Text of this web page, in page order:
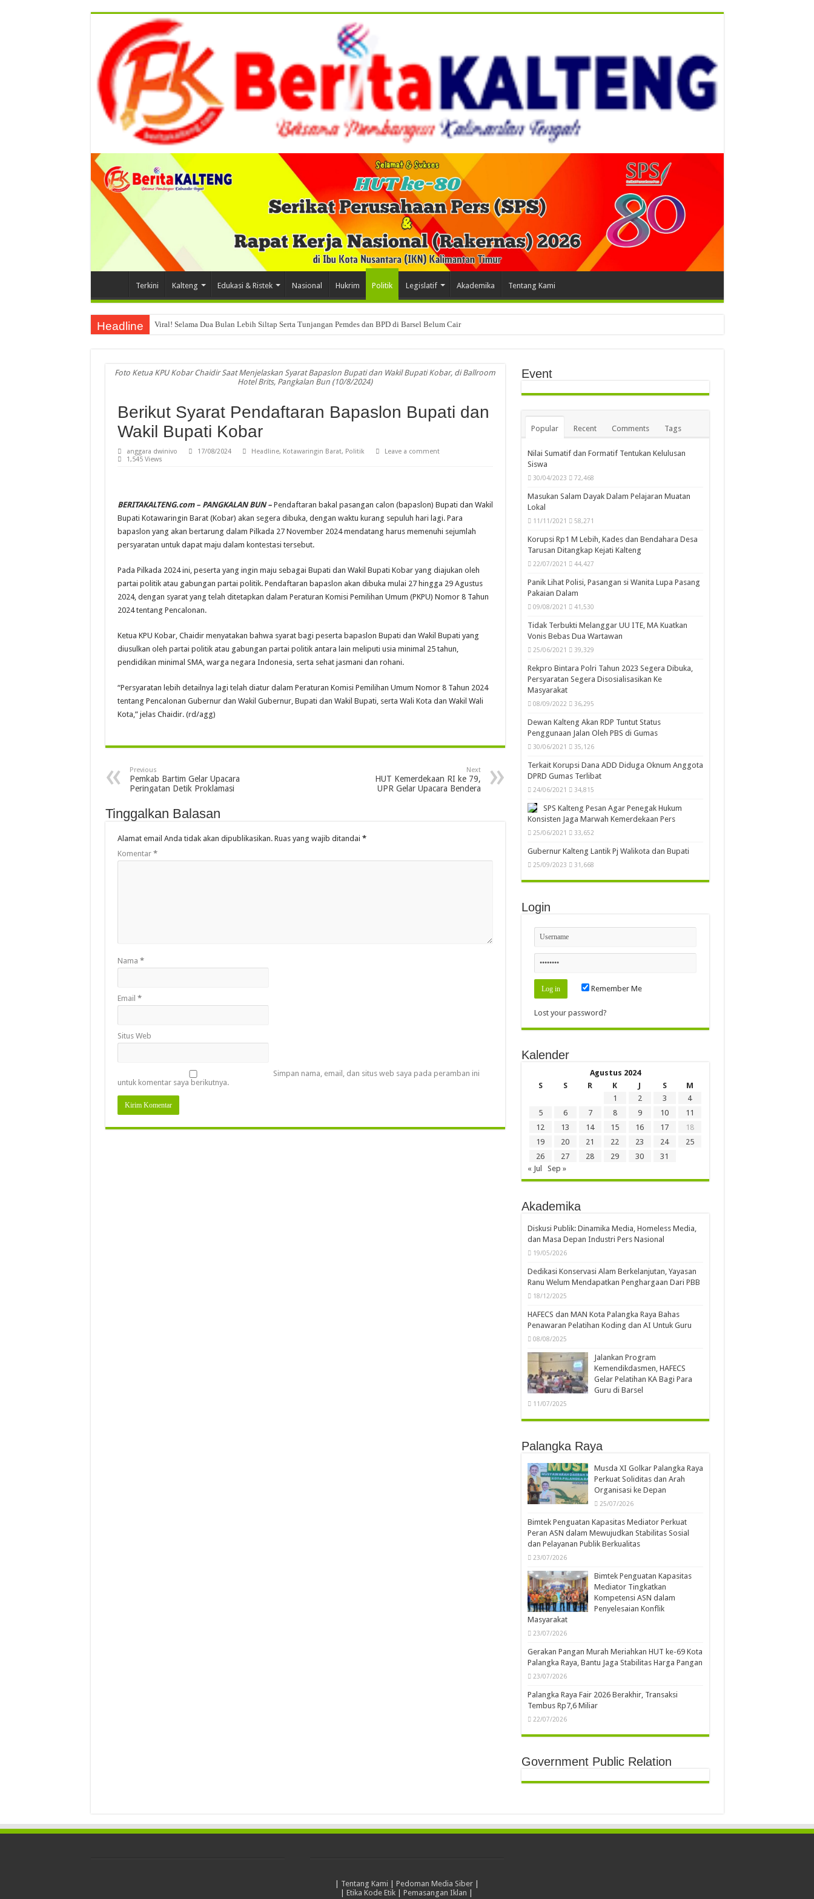
Terkini Kalteng Edukasi & Ristek Nasional Hukrim Politik Legislatif Akademika Tentang Kami
Headline Viral! Selama Dua Bulan Lebih Siltap Serta Tunjangan Pemdes dan BPD di Barsel Belum Cair
Foto Ketua KPU Kobar Chaidir Saat Menjelaskan Syarat Bapaslon Bupati dan Wakil Bupati Kobar, di Ballroom
Hotel Brits, Pangkalan Bun (10/8/2024)
Berikut Syarat Pendaftaran Bapaslon Bupati dan
Wakil Bupati Kobar
anggara dwinivo 17/08/2024 Headline, Kotawaringin Barat, Politik
Leave a comment
1,545 Views
BERITAKALTENG.com – PANGKALAN BUN – Pendaftaran bakal pasangan calon (bapaslon) Bupati dan Wakil
Bupati Kotawaringin Barat (Kobar) akan segera dibuka, dengan waktu kurang sepuluh hari lagi. Para
bapaslon yang akan bertarung dalam Pilkada 27 November 2024 mendatang harus memenuhi sejumlah
persyaratan untuk dapat maju dalam kontestasi tersebut.
Pada Pilkada 2024 ini, peserta yang ingin maju sebagai Bupati dan Wakil Bupati Kobar yang diajukan oleh
partai politik atau gabungan partai politik. Pendaftaran bapaslon akan dibuka mulai 27 hingga 29 Agustus
2024, dengan syarat yang telah ditetapkan dalam Peraturan Komisi Pemilihan Umum (PKPU) Nomor 8 Tahun
2024 tentang Pencalonan.
Ketua KPU Kobar, Chaidir menyatakan bahwa syarat bagi peserta bapaslon Bupati dan Wakil Bupati yang
diusulkan oleh partai politik atau gabungan partai politik antara lain meliputi usia minimal 25 tahun,
pendidikan minimal SMA, warga negara Indonesia, serta sehat jasmani dan rohani.
“Persyaratan lebih detailnya lagi telah diatur dalam Peraturan Komisi Pemilihan Umum Nomor 8 Tahun 2024
tentang Pencalonan Gubernur dan Wakil Gubernur, Bupati dan Wakil Bupati, serta Wali Kota dan Wakil Wali
Kota,” jelas Chaidir. (rd/agg)
Previous
Pemkab Bartim Gelar Upacara
Peringatan Detik Proklamasi
Next
HUT Kemerdekaan RI ke 79,
UPR Gelar Upacara Bendera
Tinggalkan Balasan
Alamat email Anda tidak akan dipublikasikan. Ruas yang wajib ditandai *
Komentar *
Nama *
Email *
Situs Web
Simpan nama, email, dan situs web saya pada peramban ini
untuk komentar saya berikutnya.
Event
Popular Recent Comments Tags
Nilai Sumatif dan Formatif Tentukan Kelulusan
Siswa
30/04/2023 72,468
Masukan Salam Dayak Dalam Pelajaran Muatan
Lokal
11/11/2021 58,271
Korupsi Rp1 M Lebih, Kades dan Bendahara Desa
Tarusan Ditangkap Kejati Kalteng
22/07/2021 44,427
Panik Lihat Polisi, Pasangan si Wanita Lupa Pasang
Pakaian Dalam
09/08/2021 41,530
Tidak Terbukti Melanggar UU ITE, MA Kuatkan
Vonis Bebas Dua Wartawan
25/06/2021 39,329
Rekpro Bintara Polri Tahun 2023 Segera Dibuka,
Persyaratan Segera Disosialisasikan Ke
Masyarakat
08/09/2022 36,295
Dewan Kalteng Akan RDP Tuntut Status
Penggunaan Jalan Oleh PBS di Gumas
30/06/2021 35,126
Terkait Korupsi Dana ADD Diduga Oknum Anggota
DPRD Gumas Terlibat
24/06/2021 34,815
SPS Kalteng Pesan Agar Penegak Hukum
Konsisten Jaga Marwah Kemerdekaan Pers
25/06/2021 33,652
Gubernur Kalteng Lantik Pj Walikota dan Bupati
25/09/2023 31,668
Login
Remember Me
Lost your password?
Kalender
Agustus 2024
S
S R K J S
M
1
2 3
4
5
6 7 8 9 10
11
12
13 14 15 16 17
18
19
20 21 22 23 24
25
26
27 28 29 30
31
« Jul
Sep »
Akademika
Diskusi Publik: Dinamika Media, Homeless Media,
dan Masa Depan Industri Pers Nasional
19/05/2026
Dedikasi Konservasi Alam Berkelanjutan, Yayasan
Ranu Welum Mendapatkan Penghargaan Dari PBB
18/12/2025
HAFECS dan MAN Kota Palangka Raya Bahas
Penawaran Pelatihan Koding dan AI Untuk Guru
08/08/2025
Jalankan Program
Kemendikdasmen, HAFECS
Gelar Pelatihan KA Bagi Para
Guru di Barsel
11/07/2025
Palangka Raya
Musda XI Golkar Palangka Raya
Perkuat Soliditas dan Arah
Organisasi ke Depan
25/07/2026
Bimtek Penguatan Kapasitas Mediator Perkuat
Peran ASN dalam Mewujudkan Stabilitas Sosial
dan Pelayanan Publik Berkualitas
23/07/2026
Bimtek Penguatan Kapasitas
Mediator Tingkatkan
Kompetensi ASN dalam
Penyelesaian Konflik
Masyarakat
23/07/2026
Gerakan Pangan Murah Meriahkan HUT ke-69 Kota
Palangka Raya, Bantu Jaga Stabilitas Harga Pangan
23/07/2026
Palangka Raya Fair 2026 Berakhir, Transaksi
Tembus Rp7,6 Miliar
22/07/2026
Government Public Relation
| Tentang Kami | Pedoman Media Siber|
|Etika Kode Etik |Pemasangan Iklan |